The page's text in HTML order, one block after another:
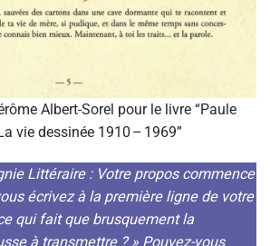
Albert-Sorel pour le livre “Paule
vie dessinée 1910 – 1969”
Littéraire : Votre propos commence
écrivez à la première ligne de votre
qui fait que brusquement la
à transmettre ? » Pouvez-vous